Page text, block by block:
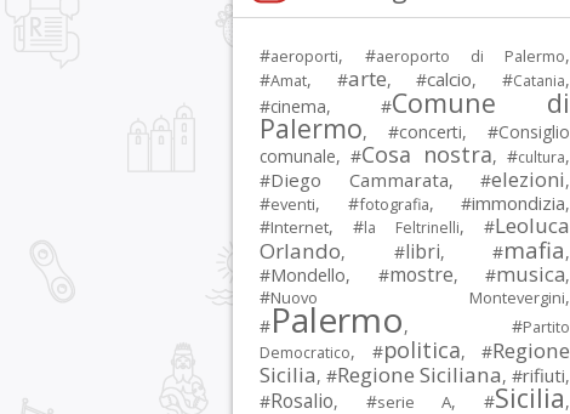
#aeroporti, #aeroporto di Palermo,
#Amat, #arte, #calcio, #Catania,
#cinema, #Comune di
Palermo, #concerti, #Consiglio
comunale, #Cosa nostra, #cultura,
#Diego Cammarata, #elezioni,
#eventi, #fotografia, #immondizia,
#Internet, #la Feltrinelli, #Leoluca
Orlando, #libri, #mafia,
#Mondello, #mostre, #musica,
#Nuovo Montevergini,
#Palermo, #Partito
Democratico, #politica, #Regione
Sicilia, #Regione Siciliana, #rifiuti,
#Rosalio, #serie A, #Sicilia,